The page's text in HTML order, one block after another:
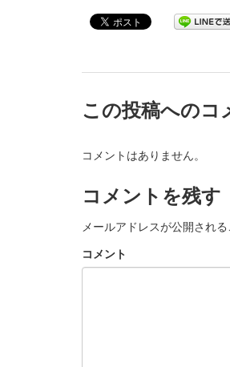
この投稿へのコ
コメントはありません。
コメントを残す
メールアドレスが公開される
コメント